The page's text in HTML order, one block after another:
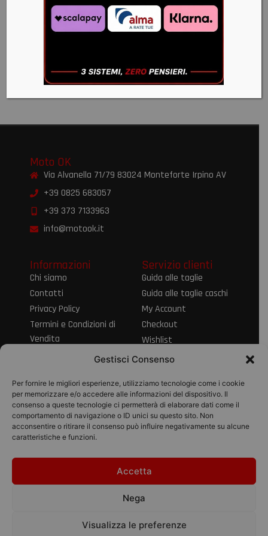
Gestisci Consenso
Per fornire le migliori esperienze, utilizziamo tecnologie come i cookie
per memorizzare e/o accedere alle informazioni del dispositivo. Il
consenso a queste tecnologie ci permetterà di elaborare dati come il
comportamento di navigazione o ID unici su questo sito. Non
acconsentire o ritirare il consenso può influire negativamente su alcune
caratteristiche e funzioni.
Accetta
Nega
Visualizza le preferenze
QUAD
CON
CONTROLLO
SPREADER
€750,00
Moto OK
Via Alvanella 71/79 83024 Monteforte Irpino AV
+39 0825 683057
+39 373 7133963
info@motook.it
Informazioni
Chi siamo
Contatti
Privacy Policy
Termini e Condizioni di
Vendita
Informativa sul Diritto
Servizio clienti
Guida alle taglie
Guida alle taglie caschi
My Account
Checkout
Wishlist
Spedizioni e resi
pagamento
Pagamenti
srl | P.IVA
Designed with